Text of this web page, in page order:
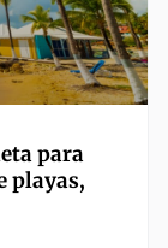
para
playas,